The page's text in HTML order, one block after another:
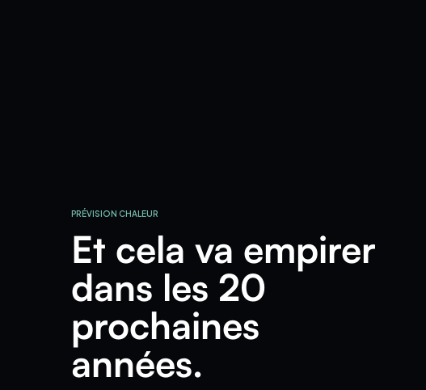
PRÉVISION CHALEUR
Et cela va empirer
dans les 20
prochaines
années.